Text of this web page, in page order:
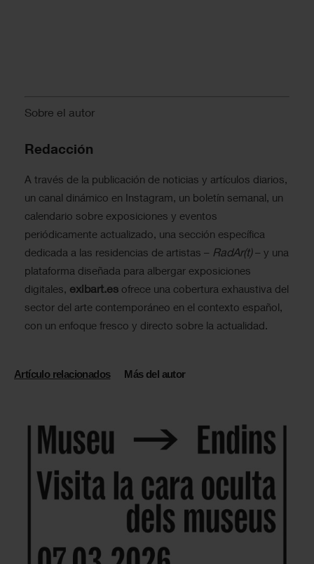
Sobre el autor
Redacción
A través de la publicación de noticias y artículos diarios,
un canal dinámico en Instagram, un boletín semanal, un
calendario sobre exposiciones y eventos
periódicamente actualizado, una sección específica
dedicada a las residencias de artistas – RadAr(t)– y una
plataforma diseñada para albergar exposiciones
digitales, exibart.es ofrece una cobertura exhaustiva del
sector del arte contemporáneo en el contexto español,
con un enfoque fresco y directo sobre la actualidad.
Artículo relacionados Más del autor